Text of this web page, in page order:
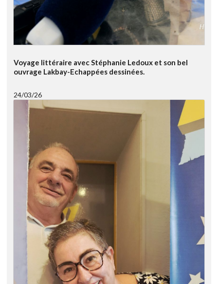
Voyage littéraire avec Stéphanie Ledoux et son bel
ouvrage Lakbay-Echappées dessinées.
24/03/26